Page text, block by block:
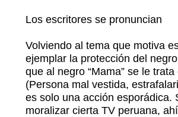
Los escritores se pronuncian
Volviendo al tema que motiva
ejemplar la protección del
que al negro “Mama” se le
(Persona mal vestida,
es solo una acción esporádica.
moralizar cierta TV peruana,